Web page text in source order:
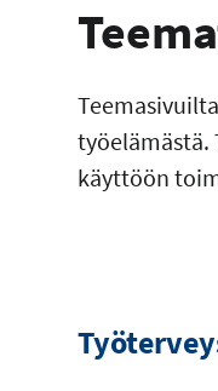
työelämästä.
käyttöön